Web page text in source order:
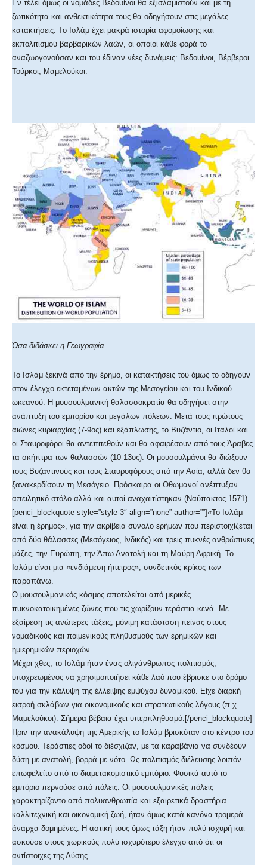
Εν τέλει όμως οι νομάδες Βεδουίνοι θα εξισλαμιστούν και με τη
ζωτικότητα και ανθεκτικότητα τους θα οδηγήσουν στις μεγάλες
κατακτήσεις. Το Ισλάμ έχει μακρά ιστορία αφομοίωσης και
εκπολιτισμού βαρβαρικών λαών, οι οποίοι κάθε φορά το
αναζωογονούσαν και του έδιναν νέες δυνάμεις: Βεδουίνοι, Βέρβεροι
Τούρκοι, Μαμελούκοι.
Όσα διδάσκει η Γεωγραφία
Το Ισλάμ ξεκινά από την έρημο, οι κατακτήσεις του όμως το οδηγούν
στον έλεγχο εκτεταμένων ακτών της Μεσογείου και του Ινδικού
ωκεανού. Η μουσουλμανική θαλασσοκρατία θα οδηγήσει στην
ανάπτυξη του εμπορίου και μεγάλων πόλεων. Μετά τους πρώτους
αιώνες κυριαρχίας (7-9ος) και εξάπλωσης, το Βυζάντιο, οι Ιταλοί και
οι Σταυροφόροι θα αντεπιτεθούν και θα αφαιρέσουν από τους Άραβες
τα σκήπτρα των θαλασσών (10-13ος). Οι μουσουλμάνοι θα διώξουν
τους Βυζαντινούς και τους Σταυροφόρους από την Ασία, αλλά δεν θα
ξανακερδίσουν τη Μεσόγειο. Πρόσκαιρα οι Οθωμανοί ανέπτυξαν
απειλητικό στόλο αλλά και αυτοί αναχαιτίστηκαν (Ναύπακτος 1571).
[penci_blockquote style=”style-3″ align=”none” author=””]«Το Ισλάμ
είναι η έρημος», για την ακρίβεια σύνολο ερήμων που περιστοιχίζεται
από δύο θάλασσες (Μεσόγειος, Ινδικός) και τρεις πυκνές ανθρώπινες
μάζες, την Ευρώπη, την Άπω Ανατολή και τη Μαύρη Αφρική. Το
Ισλάμ είναι μια «ενδιάμεση ήπειρος», συνδετικός κρίκος των
παραπάνω.
Ο μουσουλμανικός κόσμος αποτελείται από μερικές
πυκνοκατοικημένες ζώνες που τις χωρίζουν τεράστια κενά. Με
εξαίρεση τις ανώτερες τάξεις, μόνιμη κατάσταση πείνας στους
νομαδικούς και ποιμενικούς πληθυσμούς των ερημικών και
ημιερημικών περιοχών.
Μέχρι χθες, το Ισλάμ ήταν ένας ολιγάνθρωπος πολιτισμός,
υποχρεωμένος να χρησιμοποιήσει κάθε λαό που έβρισκε στο δρόμο
του για την κάλυψη της έλλειψης εμψύχου δυναμικού. Είχε διαρκή
εισροή σκλάβων για οικονομικούς και στρατιωτικούς λόγους (π.χ.
Μαμελούκοι). Σήμερα βέβαια έχει υπερπληθυσμό.[/penci_blockquote]
Πριν την ανακάλυψη της Αμερικής το Ισλάμ βρισκόταν στο κέντρο του
κόσμου. Τεράστιες οδοί το διέσχιζαν, με τα καραβάνια να συνδέουν
δύση με ανατολή, βορρά με νότο. Ως πολιτισμός διέλευσης λοιπόν
επωφελείτο από το διαμετακομιστικό εμπόριο. Φυσικά αυτό το
εμπόριο περνούσε από πόλεις. Οι μουσουλμανικές πόλεις
χαρακτηρίζοντο από πολυανθρωπία και εξαιρετικά δραστήρια
καλλιτεχνική και οικονομική ζωή, ήταν όμως κατά κανόνα τρομερά
άναρχα δομημένες. Η αστική τους όμως τάξη ήταν πολύ ισχυρή και
ασκούσε στους χωρικούς πολύ ισχυρότερο έλεγχο από ότι οι
αντίστοιχες της Δύσης.